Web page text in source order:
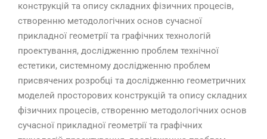
конструкцій та опису складних фізичних процесів,
створенню методологічних основ сучасної
прикладної геометрії та графічних технологій
проектування, дослідженню проблем технічної
естетики, системному дослідженню проблем
присвячених розробці та дослідженню геометричних
моделей просторових конструкцій та опису складних
фізичних процесів, створенню методологічних основ
сучасної прикладної геометрії та графічних